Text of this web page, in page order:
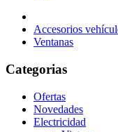
Accesorios
Ventanas
Categorias
Ofertas
Novedades
Electricidad